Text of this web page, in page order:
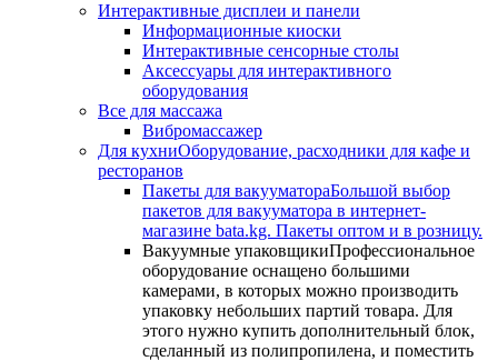
Интерактивные дисплеи и панели
Информационные киоски
Интерактивные сенсорные столы
Аксессуары для интерактивного
оборудования
Все для массажа
Вибромассажер
Для кухниОборудование, расходники для кафе и
ресторанов
Пакеты для вакууматораБольшой выбор
пакетов для вакууматора в интернет-
магазине bata.kg. Пакеты оптом и в розницу.
Вакуумные упаковщикиПрофессиональное
оборудование оснащено большими
камерами, в которых можно производить
упаковку небольших партий товара. Для
этого нужно купить дополнительный блок,
сделанный из полипропилена, и поместить